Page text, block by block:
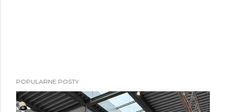
r
z
POPULARNE POSTY